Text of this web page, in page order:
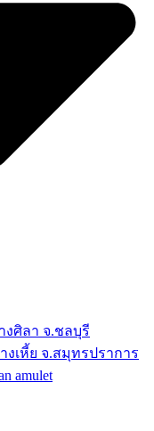
งศิลา จ.ชลบุรี
งเหี้ย จ.สมุทรปราการ
amulet